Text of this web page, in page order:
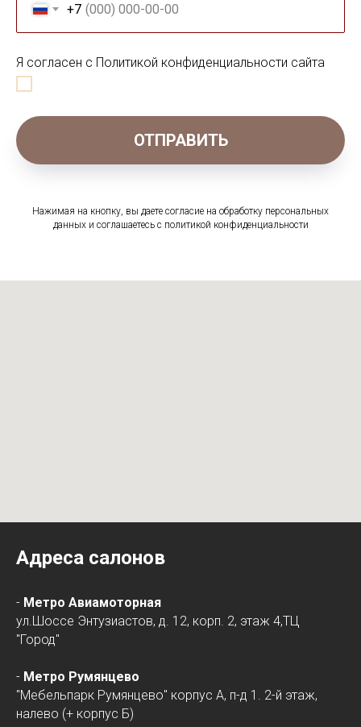
+7
Я согласен с Политикой конфиденциальности сайта
ОТПРАВИТЬ
Нажимая на кнопку, вы даете согласие на обработку персональных
данных и соглашаетесь c политикой конфиденциальности
Адреса салонов
- Метро Авиамоторная
ул.Шоссе Энтузиастов, д. 12, корп. 2, этаж 4,ТЦ
"Город"
- Метро Румянцево
"Мебельпарк Румянцево" корпус А, п-д 1. 2-й этаж,
налево (+ корпус Б)